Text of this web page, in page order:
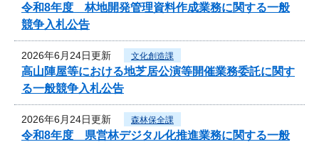
令和8年度 林地開発管理資料作成業務に関する一般
競争入札公告
2026年6月24日更新 文化創造課
高山陣屋等における地芝居公演等開催業務委託に関す
る一般競争入札公告
2026年6月24日更新 森林保全課
令和8年度 県営林デジタル化推進業務に関する一般